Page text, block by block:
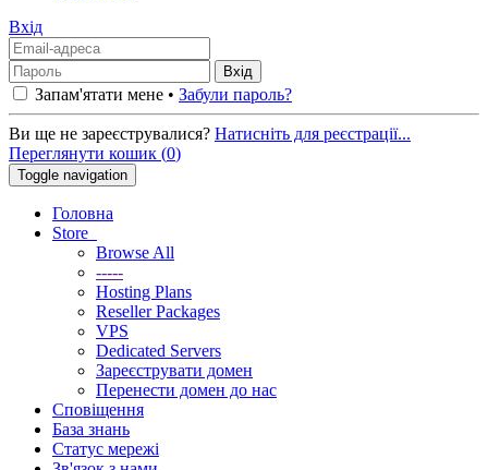
Вхід
Запам'ятати мене • Забули пароль?
Ви ще не зареєструвалися? Натисніть для реєстрації...
Переглянути кошик (0)
Toggle navigation
Головна
Store
Browse All
-----
Hosting Plans
Reseller Packages
VPS
Dedicated Servers
Зареєструвати домен
Перенести домен до нас
Сповіщення
База знань
Статус мережі